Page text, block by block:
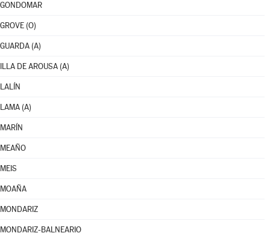
GONDOMAR
GROVE (O)
GUARDA (A)
ILLA DE AROUSA (A)
LALÍN
LAMA (A)
MARÍN
MEAÑO
MEIS
MOAÑA
MONDARIZ
MONDARIZ-BALNEARIO